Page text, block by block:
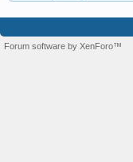
Forum software by XenForo™